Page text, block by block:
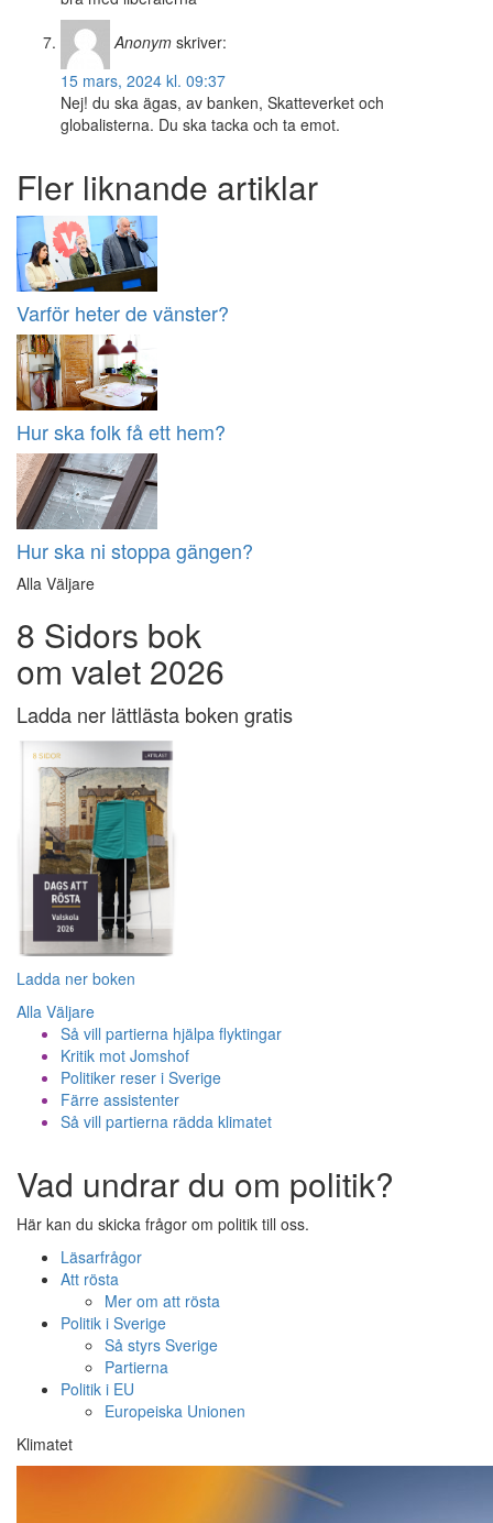
Anonym skriver:
15 mars, 2024 kl. 09:37
Nej! du ska ägas, av banken, Skatteverket och
globalisterna. Du ska tacka och ta emot.
Fler liknande artiklar
Varför heter de vänster?
Hur ska folk få ett hem?
Hur ska ni stoppa gängen?
Alla Väljare
8 Sidors bok
om valet 2026
Ladda ner lättlästa boken gratis
Ladda ner boken
Alla Väljare
Så vill partierna hjälpa flyktingar
Kritik mot Jomshof
Politiker reser i Sverige
Färre assistenter
Så vill partierna rädda klimatet
Vad undrar du om politik?
Här kan du skicka frågor om politik till oss.
Läsarfrågor
Att rösta
Mer om att rösta
Politik i Sverige
Så styrs Sverige
Partierna
Politik i EU
Europeiska Unionen
Klimatet